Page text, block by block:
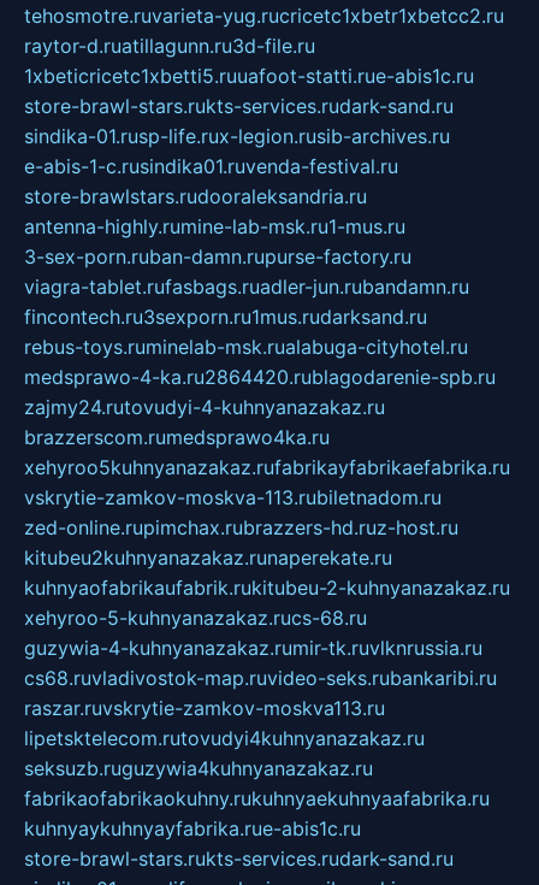
tehosmotre.ruvarieta-yug.rucricetc1xbetr1xbetcc2.ru
raytor-d.ruatillagunn.ru3d-file.ru
1xbeticricetc1xbetti5.ruuafoot-statti.rue-abis1c.ru
store-brawl-stars.rukts-services.rudark-sand.ru
sindika-01.rusp-life.rux-legion.rusib-archives.ru
e-abis-1-c.rusindika01.ruvenda-festival.ru
store-brawlstars.rudooraleksandria.ru
antenna-highly.rumine-lab-msk.ru1-mus.ru
3-sex-porn.ruban-damn.rupurse-factory.ru
viagra-tablet.rufasbags.ruadler-jun.rubandamn.ru
fincontech.ru3sexporn.ru1mus.rudarksand.ru
rebus-toys.ruminelab-msk.rualabuga-cityhotel.ru
medsprawo-4-ka.ru2864420.rublagodarenie-spb.ru
zajmy24.rutovudyi-4-kuhnyanazakaz.ru
brazzerscom.rumedsprawo4ka.ru
xehyroo5kuhnyanazakaz.rufabrikayfabrikaefabrika.ru
vskrytie-zamkov-moskva-113.rubiletnadom.ru
zed-online.rupimchax.rubrazzers-hd.ruz-host.ru
kitubeu2kuhnyanazakaz.runaperekate.ru
kuhnyaofabrikaufabrik.rukitubeu-2-kuhnyanazakaz.ru
xehyroo-5-kuhnyanazakaz.rucs-68.ru
guzywia-4-kuhnyanazakaz.rumir-tk.ruvlknrussia.ru
cs68.ruvladivostok-map.ruvideo-seks.rubankaribi.ru
raszar.ruvskrytie-zamkov-moskva113.ru
lipetsktelecom.rutovudyi4kuhnyanazakaz.ru
seksuzb.ruguzywia4kuhnyanazakaz.ru
fabrikaofabrikaokuhny.rukuhnyaekuhnyaafabrika.ru
kuhnyaykuhnyayfabrika.rue-abis1c.ru
store-brawl-stars.rukts-services.rudark-sand.ru